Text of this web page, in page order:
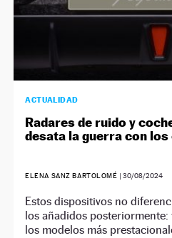
ACTUALIDAD
Radares de ruido y
desata la guerra con
ELENA SANZ BARTOLOMÉ | 30/08/2024
Estos dispositivos no
los añadidos
los modelos más